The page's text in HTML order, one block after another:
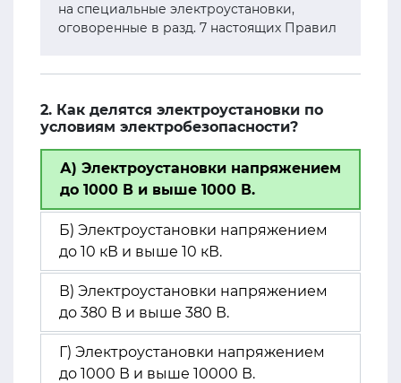
на специальные электроустановки,
оговоренные в разд. 7 настоящих Правил
2. Как делятся электроустановки по
условиям электробезопасности?
А) Электроустановки напряжением
до 1000 В и выше 1000 В.
Б) Электроустановки напряжением
до 10 кВ и выше 10 кВ.
В) Электроустановки напряжением
до 380 В и выше 380 В.
Г) Электроустановки напряжением
до 1000 В и выше 10000 В.